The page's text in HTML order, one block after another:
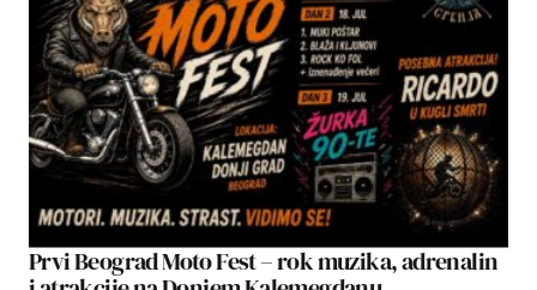
Prvi Beograd Moto Fest – rok muzika, adrenalin